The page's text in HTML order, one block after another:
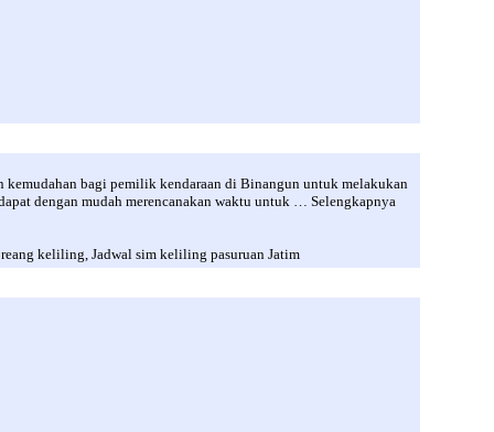
bagi pemilik kendaraan di Binangun untuk melakukan
dengan mudah merencanakan waktu untuk … Selengkapnya
keliling, Jadwal sim keliling pasuruan Jatim